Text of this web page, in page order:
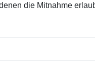
die Mitnahme